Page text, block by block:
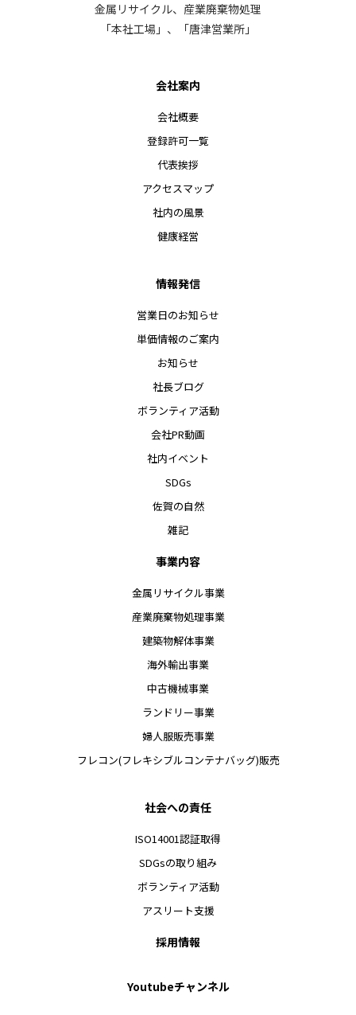
金属リサイクル、産業廃棄物処理
「本社工場」、「唐津営業所」
会社案内
会社概要
登録許可一覧
代表挨拶
アクセスマップ
社内の風景
健康経営
情報発信
営業日のお知らせ
単価情報のご案内
お知らせ
社長ブログ
ボランティア活動
会社PR動画
社内イベント
SDGs
佐賀の自然
雑記
事業内容
金属リサイクル事業
産業廃棄物処理事業
建築物解体事業
海外輸出事業
中古機械事業
ランドリー事業
婦人服販売事業
フレコン(フレキシブルコンテナバッグ)販売
社会への責任
ISO14001認証取得
SDGsの取り組み
ボランティア活動
アスリート支援
採用情報
Youtubeチャンネル